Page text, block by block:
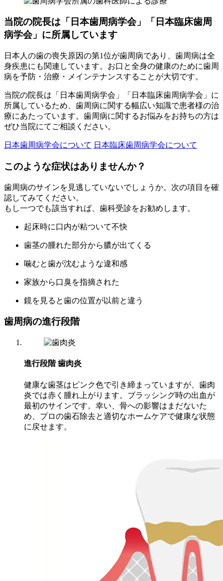
当院の院長は「日本歯周病学会」「日本臨床歯周
病学会」に所属しています
日本人の歯の喪失原因の第1位が歯周病であり、歯周病は全
身疾患にも関連しています。お口と全身の健康のために歯周
病を予防・治療・メインテナンスすることが大切です。
当院の院長は「日本歯周病学会」「日本臨床歯周病学会」に
所属しているため、歯周病に関する幅広い知識で患者様の治
療にあたっています。歯周病に関するお悩みをお持ちの方は
ぜひ当院にてご相談ください。
日本歯周病学会について 日本臨床歯周病学会について
このような症状はありませんか？
歯周病のサインを見逃していないでしょうか。次の項目を確
認してみてください。
もし一つでも該当すれば、歯科受診をお勧めします。
起床時に口内が粘ついて不快
歯茎の腫れた部分から膿が出てくる
噛むと歯が沈むような違和感
家族から口臭を指摘された
鏡を見ると歯の位置が以前と違う
歯周病の進行段階
進行段階歯肉炎
健康な歯茎はピンク色で引き締まっていますが、歯肉
炎では赤く腫れ上がります。ブラッシング時の出血が
最初のサインです。幸い、骨への影響はまだないた
め、プロの歯石除去と適切なホームケアで健康な状態
に戻せます。